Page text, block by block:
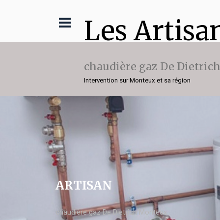
Les
chaudière gaz De Dietrich
Intervention sur Monteux et sa région
ARTISAN
chaudière gaz De Dietrich Monteux